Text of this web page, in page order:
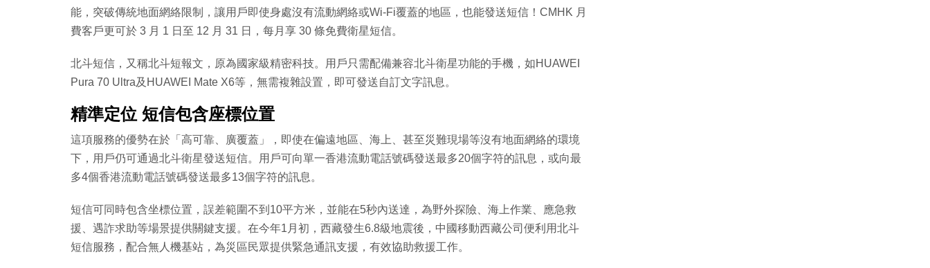
能，突破傳統地面網絡限制，讓用戶即使身處沒有流動網絡或Wi-Fi覆蓋的地區，也能發送短信！CMHK 月
費客戶更可於 3 月 1 日至 12 月 31 日，每月享 30 條免費衛星短信。
北斗短信，又稱北斗短報文，原為國家級精密科技。用戶只需配備兼容北斗衛星功能的手機，如HUAWEI
Pura 70 Ultra及HUAWEI Mate X6等，無需複雜設置，即可發送自訂文字訊息。
精準定位 短信包含座標位置
這項服務的優勢在於「高可靠、廣覆蓋」，即使在偏遠地區、海上、甚至災難現場等沒有地面網絡的環境
下，用戶仍可通過北斗衛星發送短信。用戶可向單一香港流動電話號碼發送最多20個字符的訊息，或向最
多4個香港流動電話號碼發送最多13個字符的訊息。
短信可同時包含坐標位置，誤差範圍不到10平方米，並能在5秒內送達，為野外探險、海上作業、應急救
援、遇詐求助等場景提供關鍵支援。在今年1月初，西藏發生6.8級地震後，中國移動西藏公司便利用北斗
短信服務，配合無人機基站，為災區民眾提供緊急通訊支援，有效協助救援工作。